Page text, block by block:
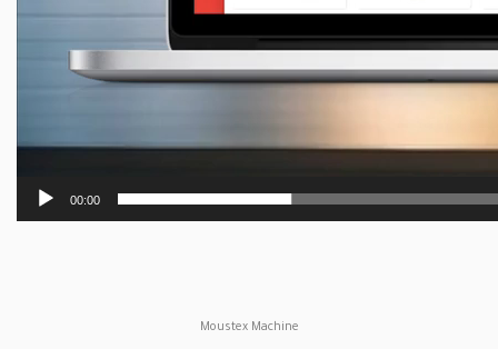
Moustex Machine
00:00